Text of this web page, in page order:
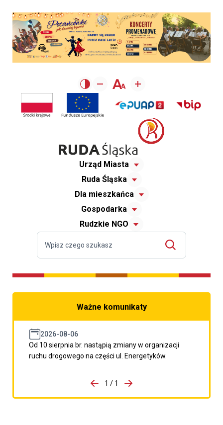
Urząd Miasta
Ruda Śląska
Dla mieszkańca
Gospodarka
Rudzkie NGO
Ważne komunikaty
2026-08-06
Od 10 sierpnia br. nastąpią zmiany w organizacji
ruchu drogowego na części ul. Energetyków.
porzpedniego komunikatu
1 / 1
Przejdź do następnego